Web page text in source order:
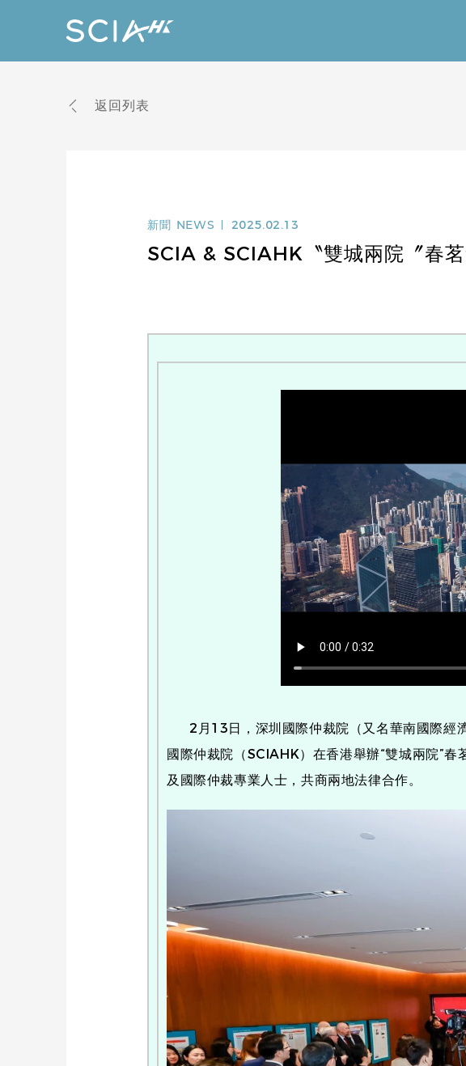
返回列表
新聞 NEWS 2025.02.13
SCIA & SCIAHK〝雙城兩院〞春
2月13日，深圳國際仲裁院（又名華南國際經濟
國際仲裁院（SCIAHK）在香港舉辦“雙城兩院”
及國際仲裁專業人士，共商兩地法律合作。